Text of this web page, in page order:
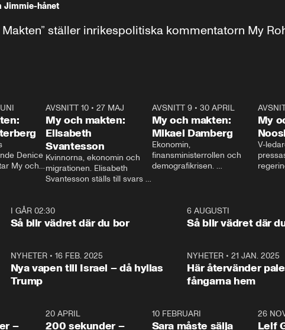
Jimmie-hånet
ställer inrikespolitiska kommentatorn My
23:40
Denice
My och
AVSNITT 10 •27 MAJ
My och makten:
Elisabeth
Svantesson
Kvinnorna, ekonomin och
migrationen. Elisabeth
Svantesson ställs till svars
AVSNITT 9• 30 APRIL
My och makten:
Mikael Damberg
Ekonomin,
finansministerrollen och
demografikrisen.
och Makten.
My
V-
– Vi
vara
1:06
I GÅR 02:30
Så blir vädret där du bor
6 AUGUSTI
Så blir vädret där
NYHETER• 16 FEB. 2025
Nya vapen till Israel – då hyllas
Trump
NYHETER •21 JAN. 2025
Här återvänder
fångarna hem
4:23
–
20 APRIL
200 sekunder –
10 FEBRUARI
Sara måste sälja
26
Leif